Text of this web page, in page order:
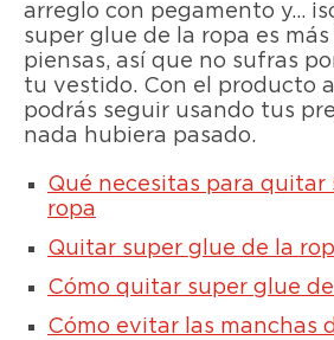
arreglo con pegamento y…
super glue de la ropa es
piensas, así que no sufras
tu vestido. Con el producto
podrás seguir usando tus
nada hubiera pasado.
Qué necesitas para quitar
ropa
Quitar super glue de la
Cómo quitar super glue
Cómo evitar las manchas